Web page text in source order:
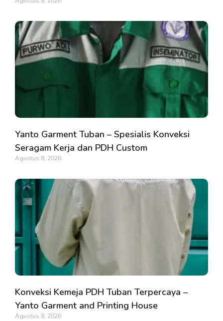
Yanto Garment Tuban – Spesialis Konveksi
Seragam Kerja dan PDH Custom
Agustus 8, 2026
Konveksi Kemeja PDH Tuban Terpercaya –
Yanto Garment and Printing House
Agustus 8, 2026